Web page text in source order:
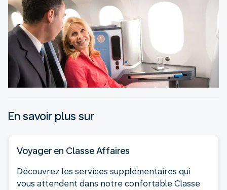
En savoir plus sur
Voyager en Classe Affaires
Découvrez les services supplémentaires qui
vous attendent dans notre confortable Classe